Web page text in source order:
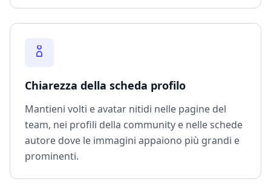
Chiarezza della scheda profilo
Mantieni volti e avatar nitidi nelle pagine del
team, nei profili della community e nelle schede
autore dove le immagini appaiono più grandi e
prominenti.